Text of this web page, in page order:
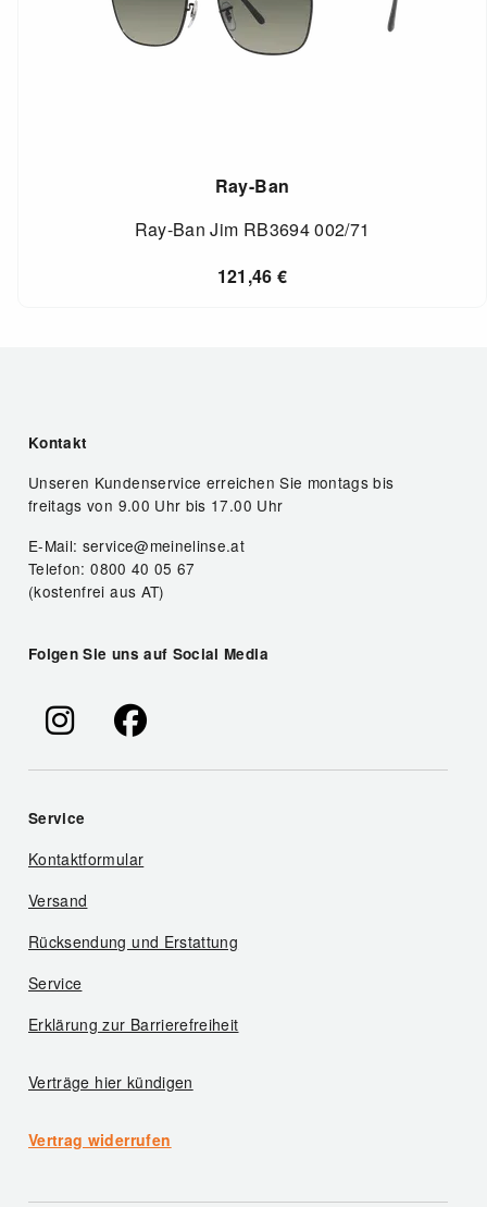
Ray-Ban
Ray-Ban Jim RB3694 002/71
121,46€
Kontakt
Unseren Kundenservice erreichen Sie montags bis
freitags von 9.00 Uhr bis 17.00 Uhr
E-Mail: service@meinelinse.at
Telefon: 0800 40 05 67
(kostenfrei aus AT)
Folgen Sie uns auf Social Media
Service
Kontaktformular
Versand
Rücksendung und Erstattung
Service
Erklärung zur Barrierefreiheit
Verträge hier kündigen
Vertrag widerrufen